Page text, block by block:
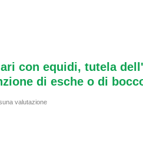
con equidi, tutela
di esche o di
valutazione